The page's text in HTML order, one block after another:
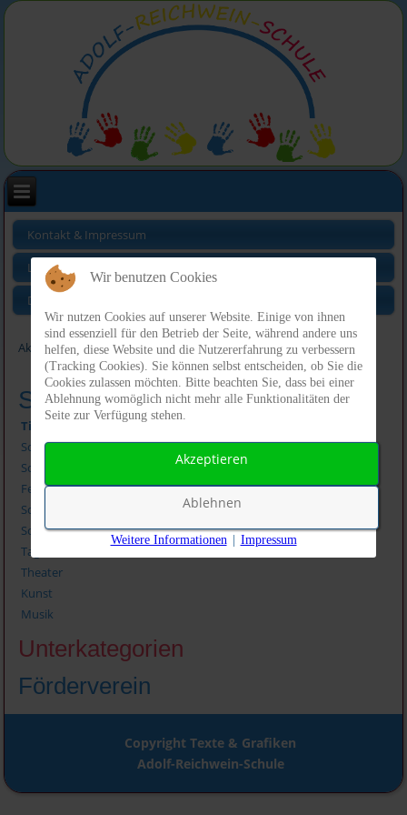
Kontakt & Impressum
Links
Datenschutz
Aktuelle Seite:Index Schulleben
Schulleben
Titel
Schulleben im Jahreskreis
Schulgeburtstag - Unsere Schule ist 50!
Feste
Schulbücherei
Schulgarten
Tag des Buches
Theater
Kunst
Musik
Unterkategorien
Förderverein
Copyright Texte & Grafiken
Adolf-Reichwein-Schule
Wir benutzen Cookies
Wir nutzen Cookies auf unserer Website. Einige von ihnen
sind essenziell für den Betrieb der Seite, während andere uns
helfen, diese Website und die Nutzererfahrung zu verbessern
(Tracking Cookies). Sie können selbst entscheiden, ob Sie die
Cookies zulassen möchten. Bitte beachten Sie, dass bei einer
Ablehnung womöglich nicht mehr alle Funktionalitäten der
Seite zur Verfügung stehen.
Akzeptieren
Ablehnen
Weitere Informationen Impressum